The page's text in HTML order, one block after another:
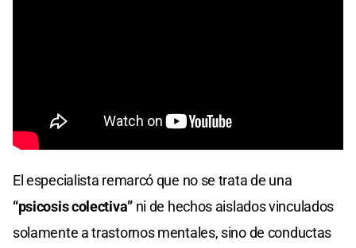
El especialista remarcó que no se trata de una
“psicosis colectiva” ni de hechos aislados vinculados
solamente a trastornos mentales, sino de conductas